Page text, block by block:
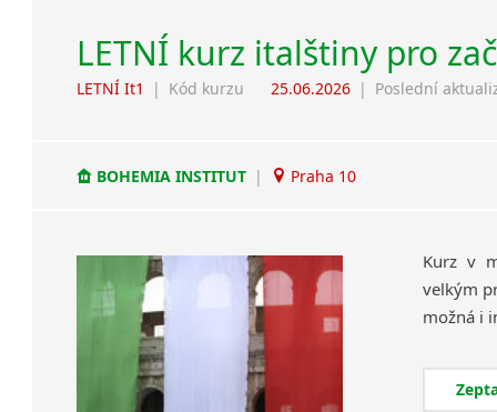
LETNÍ kurz italštiny pro
LETNÍ It1 | Kód kurzu 25.06.2026 | Poslední
BOHEMIA INSTITUT | Praha 10
Kurz v
velkým